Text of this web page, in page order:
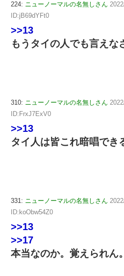
224: ニューノーマルの名無しさん
ID:jB69dYFt0
>>13
もうタイの人でも言えな
310: ニューノーマルの名無しさん
ID:FrxJ7ExV0
>>13
タイ人は皆これ暗唱でき
331: ニューノーマルの名無しさん
ID:koObw54Z0
>>13
>>17
本当なのか。覚えられん。